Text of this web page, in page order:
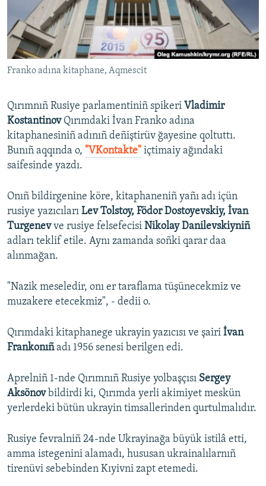
Русский
Українською
QOŞULIÑIZ!
RFE/RS bütün saytları
Franko adına kitaphane, Aqmescit
Qırımnıñ Rusiye parlamentiniñ spikeri Vladimir
KostantinovQırımdaki İvan Franko adına
kitaphanesiniñ adınıñ deñiştirüv ğayesine qoltuttı.
Bunıñ aqqında o, "VKontakte" içtimaiy ağındaki
saifesinde yazdı.
Onıñ bildirgenine köre, kitaphaneniñ yañı adı içün
rusiye yazıcıları Lev Tolstoy, Födor Dostoyevskiy, İvan
Turgenevve rusiye felsefecisi Nikolay Danilevskiyniñ
adları teklif etile. Aynı zamanda soñki qarar daa
alınmağan.
"Nazik meseledir, onı er taraflama tüşünecekmiz ve
muzakere etecekmiz", - dedii o.
Qırımdaki kitaphanege ukrayin yazıcısı ve şairi İvan
Frankonıñadı 1956 senesi berilgen edi.
Aprelniñ 1-nde Qırımnıñ Rusiye yolbaşçısı Sergey
Aksönovbildirdi ki, Qırımda yerli akimiyet meskün
yerlerdeki bütün ukrayin timsallerinden qurtulmalıdır.
Rusiye fevralniñ 24-nde Ukrayinağa büyük istilâ etti,
amma istegenini alamadı, hususan ukrainalılarnıñ
tirenüvi sebebinden Kıyivni zapt etemedi.